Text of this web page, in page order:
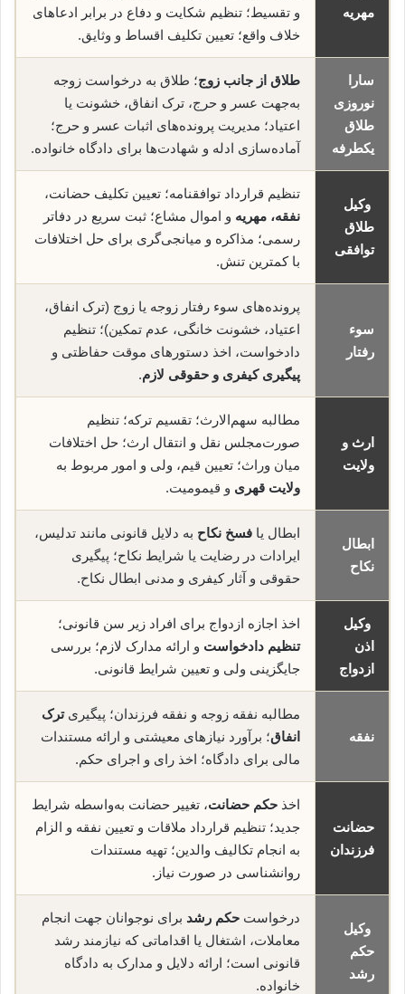
مهریه
و تقسیط؛ تنظیم شکایت و دفاع در برابر ادعاهای
خلاف واقع؛ تعیین تکلیف اقساط و وثایق.
سارا
نوروزی
طلاق
یکطرفه
طلاق از جانب زوج؛ طلاق به درخواست زوجه
به‌جهت عسر و حرج، ترک انفاق، خشونت یا
اعتیاد؛ مدیریت پرونده‌های اثبات عسر و حرج؛
آماده‌سازی ادله و شهادت‌ها برای دادگاه خانواده.
وکیل
طلاق
توافقی
تنظیم قرارداد توافقنامه؛ تعیین تکلیف حضانت،
نفقه، مهریه و اموال مشاع؛ ثبت سریع در دفاتر
رسمی؛ مذاکره و میانجی‌گری برای حل اختلافات
با کمترین تنش.
سوء
رفتار
پرونده‌های سوء رفتار زوجه یا زوج (ترک انفاق،
اعتیاد، خشونت خانگی، عدم تمکین)؛ تنظیم
دادخواست، اخذ دستورهای موقت حفاظتی و
پیگیری کیفری و حقوقی لازم.
ارث و
ولایت
مطالبه سهم‌الارث؛ تقسیم ترکه؛ تنظیم
صورت‌مجلس نقل و انتقال ارث؛ حل اختلافات
میان وراث؛ تعیین قیم، ولی و امور مربوط به
ولایت قهری و قیمومیت.
ابطال
نکاح
ابطال یا فسخ نکاح به دلایل قانونی مانند تدلیس،
ایرادات در رضایت یا شرایط نکاح؛ پیگیری
حقوقی و آثار کیفری و مدنی ابطال نکاح.
وکیل
اذن
ازدواج
اخذ اجازه ازدواج برای افراد زیر سن قانونی؛
تنظیم دادخواست و ارائه مدارک لازم؛ بررسی
جایگزینی ولی و تعیین شرایط قانونی.
نفقه
مطالبه نفقه زوجه و نفقه فرزندان؛ پیگیریترک
انفاق؛ برآورد نیازهای معیشتی و ارائه مستندات
مالی برای دادگاه؛ اخذ رای و اجرای حکم.
حضانت
فرزندان
اخذ حکم حضانت، تغییر حضانت به‌واسطه شرایط
جدید؛ تنظیم قرارداد ملاقات و تعیین نفقه و الزام
به انجام تکالیف والدین؛ تهیه مستندات
روانشناسی در صورت نیاز.
وکیل
حکم
رشد
درخواست حکم رشد برای نوجوانان جهت انجام
معاملات، اشتغال یا اقداماتی که نیازمند رشد
قانونی است؛ ارائه دلایل و مدارک به دادگاه
خانواده.